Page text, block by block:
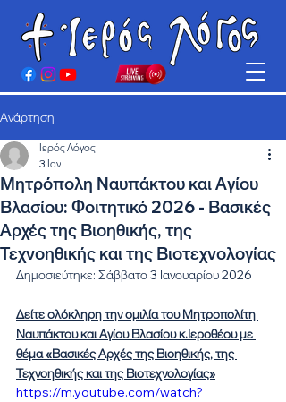
Ανάρτηση
Μητρόπολη Ναυπάκτου και Αγίου
Βλασίου: Φοιτητικό 2026 - Βασικές
Αρχές της Βιοηθικής, της
Τεχνοηθικής και της Βιοτεχνολογίας
Ιερός Λόγος
3 Ιαν
Δημοσιεύτηκε: Σάββατο 3 Ιανουαρίου 2026
Δείτε ολόκληρη την ομιλία του Μητροπολίτη
Ναυπάκτου και Αγίου Βλασίου κ.Ιεροθέου με
θέμα «Βασικές Αρχές της Βιοηθικής, της
Τεχνοηθικής και της Βιοτεχνολογίας»
https://m.youtube.com/watch?